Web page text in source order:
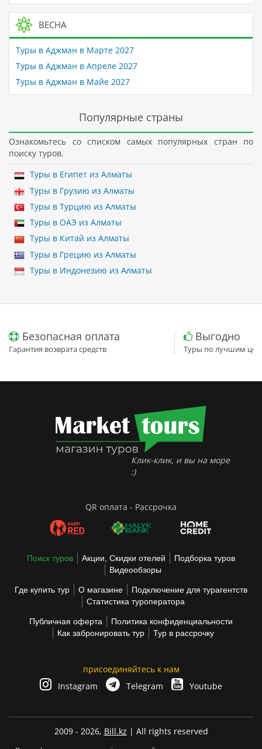
ВЕСНА
Туры в Аджман в Марте 2027
Туры в Аджман в Апреле 2027
Туры в Аджман в Майе 2027
Популярные страны
Ознакомьтесь со списком самых популярных стран по
поиску туров.
Туры в Египет из Алматы
Туры в Грузию из Алматы
Туры в Турцию из Алматы
Туры в ОАЭ из Алматы
Туры в Китай из Алматы
Туры в Грецию из Алматы
Туры в Индонезию из Алматы
Безопасная оплата
Гарантия возврата средств
Выгодно
Туры по лучшим
Клик-клик, и вы на море
:)
QR оплата - Рассрочка
Поиск туров Акции, Скидки отелей
Подборка туров
Видеообзоры
Где купить тур О магазине
Подключение для турагентств
Статистика туроператора
Публичная оферта
Политика конфиденциальности
Как забронировать тур
Тур в рассрочку
присоединяйтесь к нам
Instagram
Telegram Youtube
2009 - 2026, Bill.kz | All rights reserved